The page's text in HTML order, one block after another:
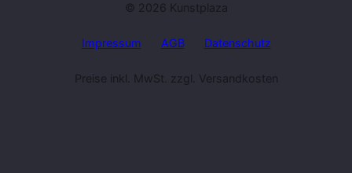
© 2026 Kunstplaza
Impressum AGB Datenschutz
Preise inkl. MwSt. zzgl. Versandkosten